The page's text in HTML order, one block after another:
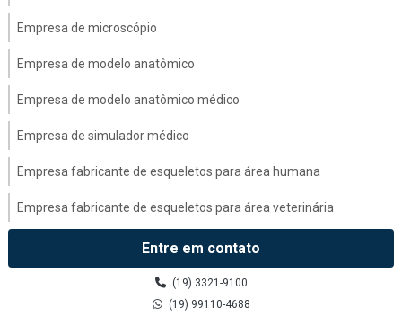
Empresa de microscópio
Empresa de modelo anatômico
Empresa de modelo anatômico médico
Empresa de simulador médico
Empresa fabricante de esqueletos para área humana
Empresa fabricante de esqueletos para área veterinária
Empresa fabricante de modelo anatômico médico
Esqueletos para área humana
Fábrica de esqueletos para área humana
Entre em contato
(19) 3321-9100
(19) 99110-4688